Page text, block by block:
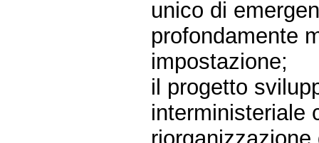
unico di
profondamente
impostazione;
il progetto
interministeriale